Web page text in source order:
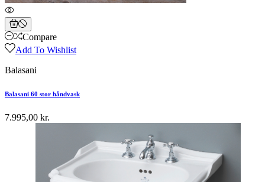
Compare
Add To Wishlist
Balasani
Balasani 60 stor håndvask
7.995,00 kr.